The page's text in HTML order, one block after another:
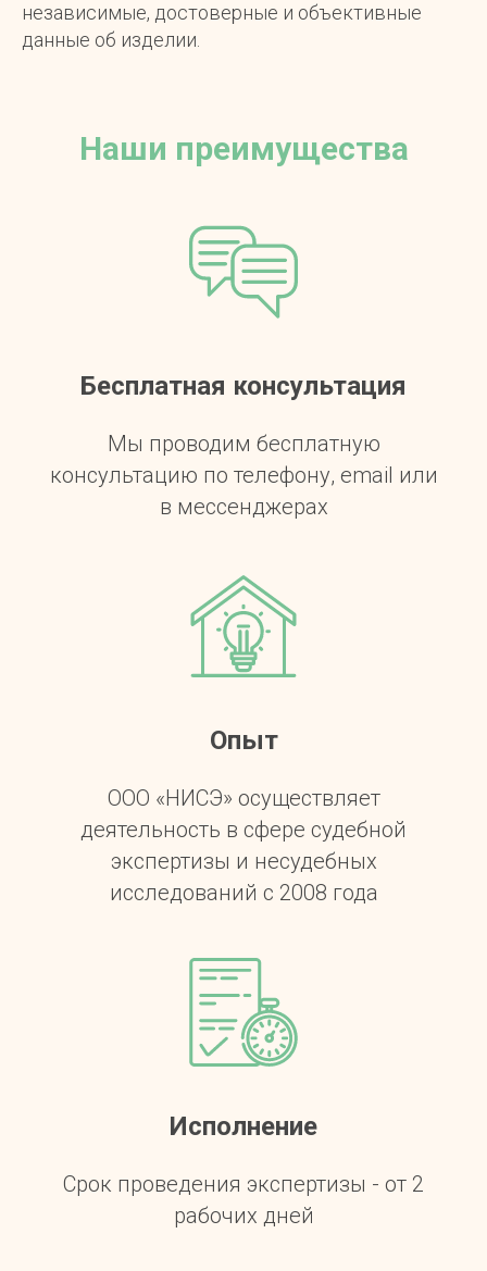
независимые, достоверные и объективные
данные об изделии.
Наши преимущества
Бесплатная консультация
Мы проводим бесплатную
консультацию по телефону, email или
в мессенджерах
Опыт
ООО «НИСЭ» осуществляет
деятельность в сфере судебной
экспертизы и несудебных
исследований с 2008 года
Исполнение
Срок проведения экспертизы - от 2
рабочих дней